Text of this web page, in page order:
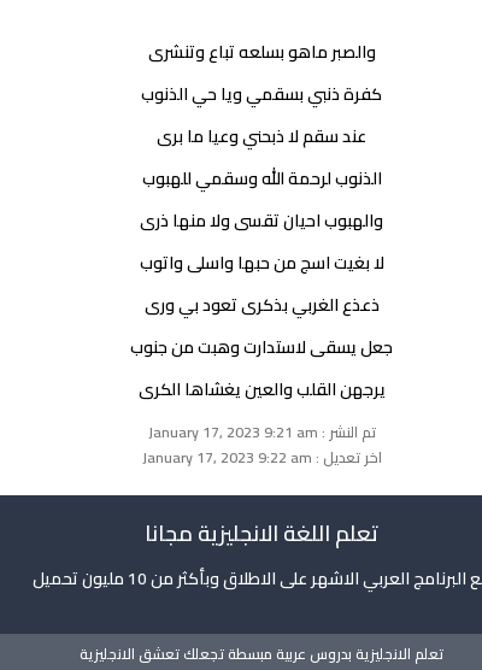
والصبر ماهو بسلعه تباع وتنشرى
كفرة ذنبي بسقمي ويا حي الذنوب
عند سقم لا ذبحني وعيا ما برى
الذنوب لرحمة الله وسقمي للهبوب
والهبوب احيان تقسى ولا منها ذرى
لا بغيت اسج من حبها واسلى واتوب
ذعذع الغربي بذكرى تعود بي ورى
جعل يسقى لاستدارت وهبت من جنوب
يرجهن القلب والعين يغشاها الكرى
تم النشر : January 17, 2023 9:21 am
اخر تعديل : January 17, 2023 9:22 am
تعلم اللغة الانجليزية مجانا
البرنامج العربي الاشهر على الاطلاق وبأكثر من 10 مليون تحميل
تعلم الانجليزية بدروس عربية مبسطة تجعلك تعشق الانجليزية